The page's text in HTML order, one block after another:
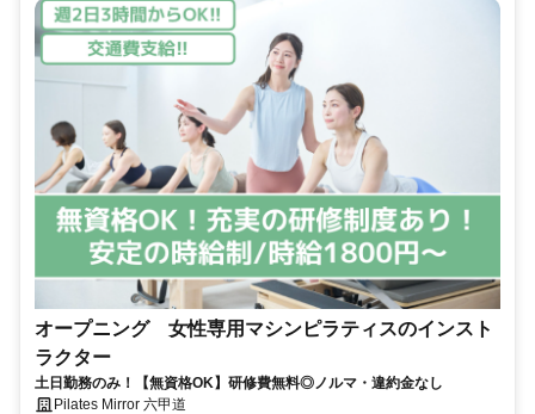
オープニング 女性専用マシンピラティスのインスト
ラクター
土日勤務のみ！【無資格OK】研修費無料◎ノルマ・違約金なし
Pilates Mirror 六甲道